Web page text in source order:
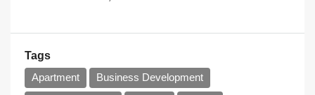
Tags
Apartment
Business Development